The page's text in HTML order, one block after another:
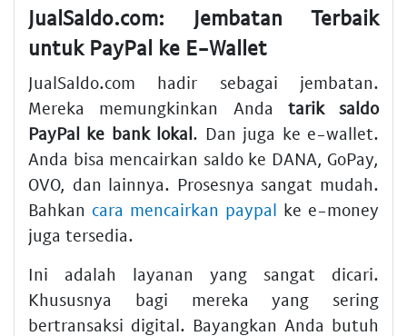
JualSaldo.com: Jembatan Terbaik
untuk PayPal ke E-Wallet
JualSaldo.com hadir sebagai jembatan.
Mereka memungkinkan Anda tarik saldo
PayPal ke bank lokal. Dan juga ke e-wallet.
Anda bisa mencairkan saldo ke DANA, GoPay,
OVO, dan lainnya. Prosesnya sangat mudah.
Bahkan cara mencairkan paypal ke e-money
juga tersedia.
Ini adalah layanan yang sangat dicari.
Khususnya bagi mereka yang sering
bertransaksi digital. Bayangkan Anda butuh